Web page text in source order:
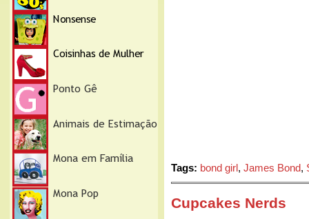
Tags: bond girl, James Bond,
Cupcakes Nerds